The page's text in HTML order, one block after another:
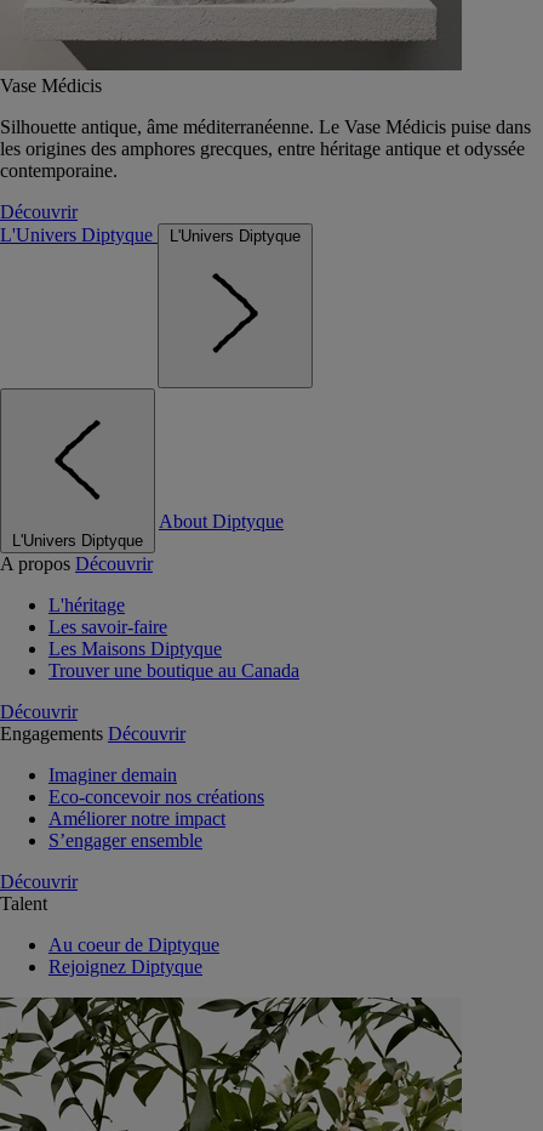
Vase Médicis
Silhouette antique, âme méditerranéenne. Le Vase Médicis puise dans
les origines des amphores grecques, entre héritage antique et odyssée
contemporaine.
Découvrir
L'Univers Diptyque
L'Univers Diptyque
L'Univers Diptyque
About Diptyque
A propos Découvrir
L'héritage
Les savoir-faire
Les Maisons Diptyque
Trouver une boutique au Canada
Découvrir
Engagements Découvrir
Imaginer demain
Eco-concevoir nos créations
Améliorer notre impact
S’engager ensemble
Découvrir
Talent
Au coeur de Diptyque
Rejoignez Diptyque